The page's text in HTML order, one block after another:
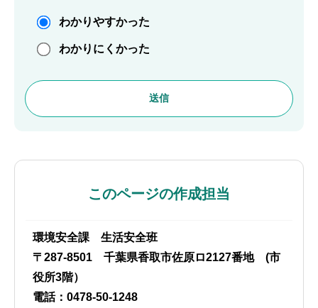
わかりやすかった
わかりにくかった
このページの作成担当
環境安全課 生活安全班
〒287-8501 千葉県香取市佐原ロ2127番地 (市
役所3階）
電話：0478-50-1248